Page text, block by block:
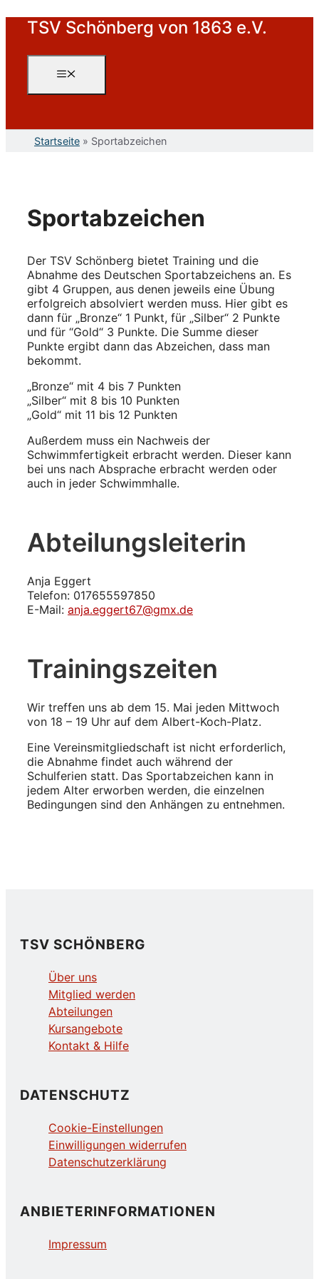
Zum
Inhalt
springen
TSV Schönberg von 1863 e.V.
Menü
Startseite » Sportabzeichen
Sportabzeichen
Der TSV Schönberg bietet Training und die
Abnahme des Deutschen Sportabzeichens an. Es
gibt 4 Gruppen, aus denen jeweils eine Übung
erfolgreich absolviert werden muss. Hier gibt es
dann für „Bronze“ 1 Punkt, für „Silber“ 2 Punkte
und für “Gold“ 3 Punkte. Die Summe dieser
Punkte ergibt dann das Abzeichen, dass man
bekommt.
„Bronze“ mit 4 bis 7 Punkten
„Silber“ mit 8 bis 10 Punkten
„Gold“ mit 11 bis 12 Punkten
Außerdem muss ein Nachweis der
Schwimmfertigkeit erbracht werden. Dieser kann
bei uns nach Absprache erbracht werden oder
auch in jeder Schwimmhalle.
Abteilungsleiterin
Anja Eggert
Telefon: 017655597850
E-Mail: anja.eggert67@gmx.de
Trainingszeiten
Wir treffen uns ab dem 15. Mai jeden Mittwoch
von 18 – 19 Uhr auf dem Albert-Koch-Platz.
Eine Vereinsmitgliedschaft ist nicht erforderlich,
die Abnahme findet auch während der
Schulferien statt. Das Sportabzeichen kann in
jedem Alter erworben werden, die einzelnen
Bedingungen sind den Anhängen zu entnehmen.
TSV SCHÖNBERG
Über uns
Mitglied werden
Abteilungen
Kursangebote
Kontakt & Hilfe
DATENSCHUTZ
Cookie-Einstellungen
Einwilligungen widerrufen
Datenschutzerklärung
ANBIETERINFORMATIONEN
Impressum